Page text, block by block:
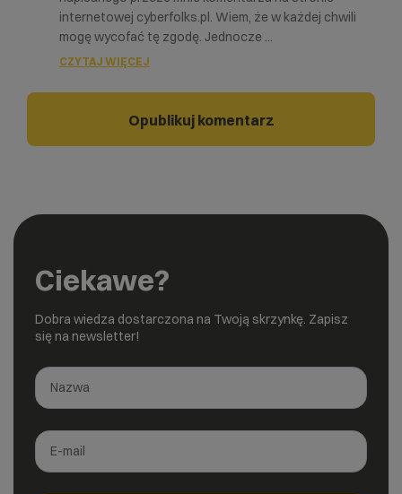
internetowej cyberfolks.pl. Wiem, że w każdej chwili
mogę wycofać tę zgodę. Jednocze ...
CZYTAJ WIĘCEJ
Ciekawe?
Dobra wiedza dostarczona na Twoją skrzynkę. Zapisz
się na newsletter!